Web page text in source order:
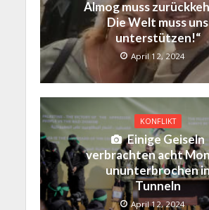
Almog muss
Die Welt muss uns
unterstützen!“
April 12, 2024
KONFLIKT
Einige Geiseln
verbrachten acht
ununterbrochen in
Tunneln
April 12, 2024